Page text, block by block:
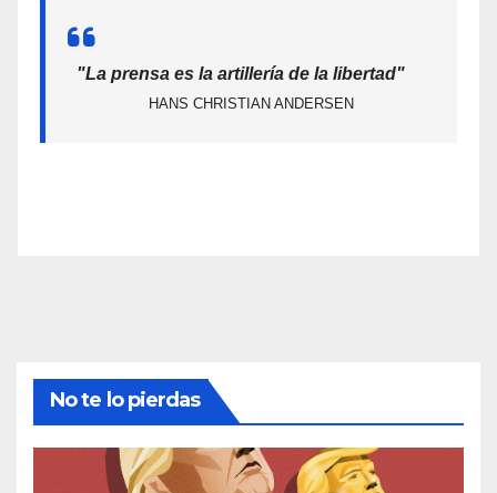
"La prensa es la artillería de la libertad"
HANS CHRISTIAN ANDERSEN
No te lo pierdas